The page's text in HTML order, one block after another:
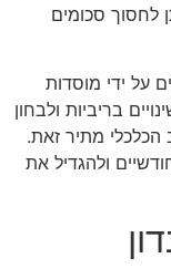
לחסוך סכומים
על ידי מוסדות
בריביות ולבחון
מתיר זאת.
ולהגדיל את